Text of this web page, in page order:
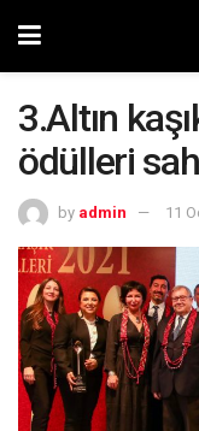
3.Altın
ödülleri
by admin 11